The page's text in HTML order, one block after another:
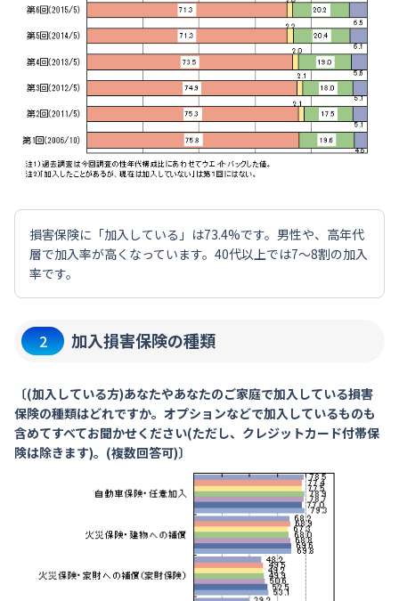
損害保険に「加入している」は73.4%です。男性や、高年代
層で加入率が高くなっています。40代以上では7～8割の加入
率です。
2 加入損害保険の種類
〔(加入している方)あなたやあなたのご家庭で加入している損害
保険の種類はどれですか。オプションなどで加入しているものも
含めてすべてお聞かせください(ただし、クレジットカード付帯保
険は除きます)。(複数回答可)〕